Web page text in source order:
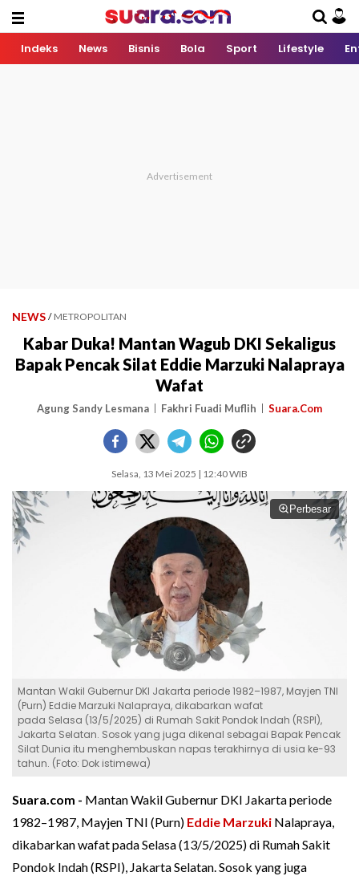
Indeks News Bisnis Bola Sport Lifestyle
NEWS / METROPOLITAN
Kabar Duka! Mantan Wagub DKI Sekaligus
Bapak Pencak Silat Eddie Marzuki Nalapraya
Wafat
Agung Sandy Lesmana Fakhri Fuadi Muflih Suara.Com
Selasa, 13 Mei 2025 | 12:40 WIB
Perbesar
Mantan Wakil Gubernur DKI Jakarta periode 1982–1987, Mayjen TNI
(Purn) Eddie Marzuki Nalapraya, dikabarkan wafat
pada Selasa (13/5/2025) di Rumah Sakit Pondok Indah (RSPI),
Jakarta Selatan. Sosok yang juga dikenal sebagai Bapak Pencak
Silat Dunia itu menghembuskan napas terakhirnya di usia ke-93
tahun. (Foto: Dok istimewa)
Suara.com - Mantan Wakil Gubernur DKI Jakarta periode
1982–1987, Mayjen TNI (Purn) Eddie Marzuki Nalapraya,
dikabarkan wafat pada Selasa (13/5/2025) di Rumah Sakit
Pondok Indah (RSPI), Jakarta Selatan. Sosok yang juga